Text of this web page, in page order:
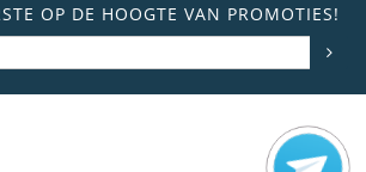
OP DE HOOGTE VAN PROMOTIES!